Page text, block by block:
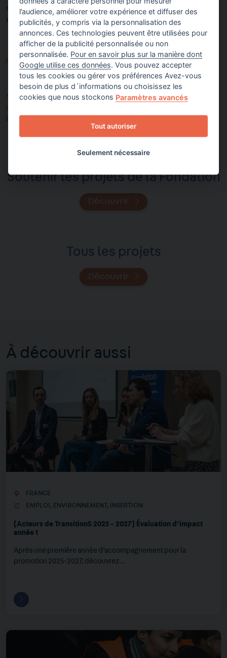
capitaliser ses savoir-faire et de mieux accompagner de
nouvelles initiatives demain.
Partager sur
FRANCE
Soutenir les projets de la Fondation
Découvrir
Tous les projets
Découvrir
À découvrir aussi
FRANCE
EMPLOI , ENVIRONNEMENT, INSERTION
[Acteurs de TransitionS 2025 - 2027] Évaluation d’impact
année 1
Après une première année d’accompagnement pour la
promotion 2025-2027, découvrez…
l’audience, améliorer votre expérience et diffuser des
publicités, y compris via la personnalisation des
annonces. Ces technologies peuvent être utilisées pour
afficher de la publicité personnalisée ou non
personnalisée. Pour en savoir plus sur la manière dont
Google utilise ces données . Vous pouvez accepter
tous les cookies ou gérer vos préférences Avez-vous
besoin de plus d´informations ou choisissez les
cookies que nous stockons Paramètres avancés
Tout autoriser
Seulement nécessaire